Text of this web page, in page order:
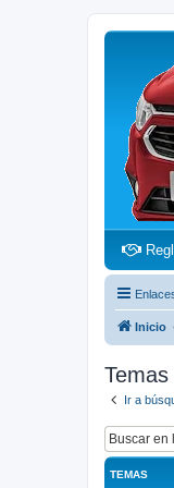
Inicio
Ir a
TEMAS